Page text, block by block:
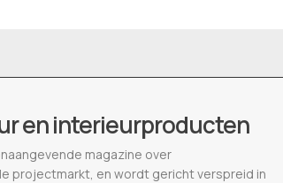
en interieurproducten
magazine over
projectmarkt, en wordt gericht verspreid in